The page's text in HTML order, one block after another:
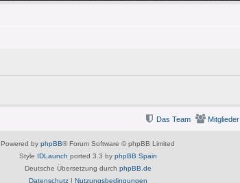
Mitglieder
Das Team
Powered by phpBB® Forum Software © phpBB Limited
Style IDLaunch ported 3.3 by phpBB Spain
Deutsche Übersetzung durch phpBB.de
Datenschutz| Nutzungsbedingungen